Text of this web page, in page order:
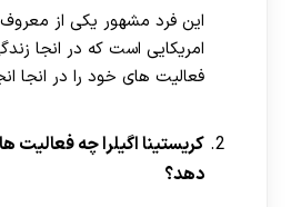
این فرد مشهور یکی از
امریکایی است که در انجا
فعالیت های خود را در انجا
کریستینا اگیلرا چه فعالیت
دهد؟